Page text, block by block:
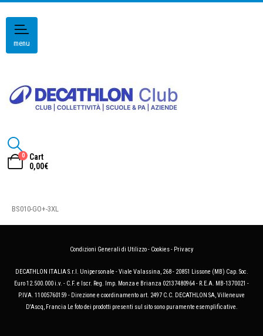
menu
0
Cart
0,00€
BS010-GO+-3XL
Condizioni Generali di Utilizzo- Cookies- Privacy
DECATHLON ITALIA S.r.l. Unipersonale - Viale Valassina, 268 - 20851 Lissone (MB) Cap. Soc.
Euro 12.500.000 i.v. - C.F. e Iscr. Reg. Imp. Monza e Brianza 02137480964 - R.E.A. MB-1370021 -
P.IVA. 11005760159 - Direzione e coordinamento art. 2497 C.C. DECATHLON SA, Villeneuve
D'Ascq, Francia Le foto dei prodotti presenti sul sito sono puramente esemplificative.